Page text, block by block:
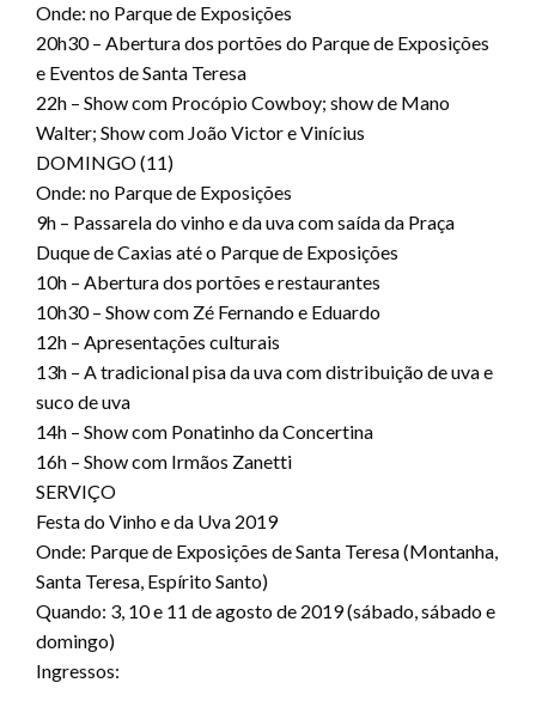
Onde: no Parque de Exposições
20h30 – Abertura dos portões do Parque de Exposições
e Eventos de Santa Teresa
22h – Show com Procópio Cowboy; show de Mano
Walter; Show com João Victor e Vinícius
DOMINGO (11)
Onde: no Parque de Exposições
9h – Passarela do vinho e da uva com saída da Praça
Duque de Caxias até o Parque de Exposições
10h – Abertura dos portões e restaurantes
10h30 – Show com Zé Fernando e Eduardo
12h – Apresentações culturais
13h – A tradicional pisa da uva com distribuição de uva e
suco de uva
14h – Show com Ponatinho da Concertina
16h – Show com Irmãos Zanetti
SERVIÇO
Festa do Vinho e da Uva 2019
Onde: Parque de Exposições de Santa Teresa (Montanha,
Santa Teresa, Espírito Santo)
Quando: 3, 10 e 11 de agosto de 2019 (sábado, sábado e
domingo)
Ingressos: